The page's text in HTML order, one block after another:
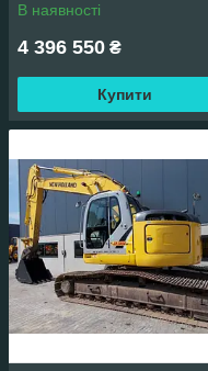
В наявності
4 396 550 ₴
Купити